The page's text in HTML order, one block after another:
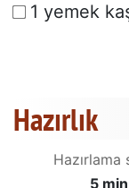
1 yemek
Hazırlık
Hazırlama
5 min